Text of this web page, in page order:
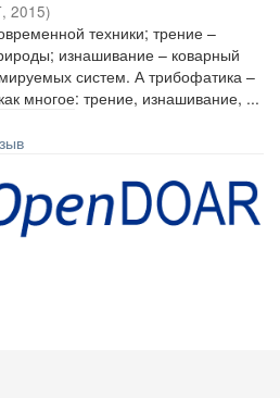
, 2015)
техники; трение –
изнашивание – коварный
систем. А трибофатика –
многое: трение, изнашивание, ...